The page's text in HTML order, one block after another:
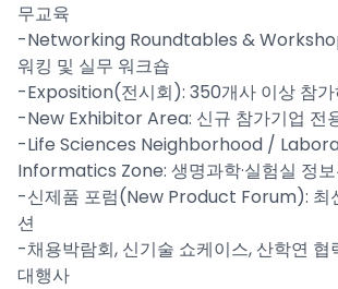
무교육
-Networking Roundtables &
워킹 및 실무 워크숍
-Exposition(전시회): 350개사 이상 참가
-New Exhibitor Area: 신규 참가기업 전
-Life Sciences Neighborhood /
Informatics Zone: 생명과학·실험실 정
-신제품 포럼(New Product Forum): 최
션
-채용박람회, 신기술 쇼케이스, 산학연 협
대행사